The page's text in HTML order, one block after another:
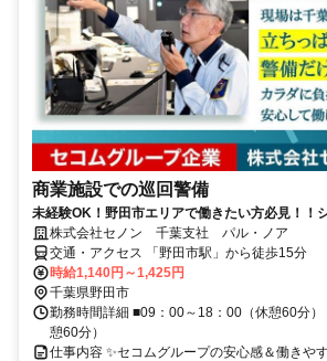
商業施設での巡回警備
未経験OK！野田市エリアで働きたい方必見！！
株式会社セノン 千葉支社 パル・ノア
交通・アクセス 「野田市駅」から徒歩15分
時給1,140円～1,425円
千葉県野田市
勤務時間詳細 ■09：00～18：00（休憩60分
憩60分）
仕事内容 ✨セコムグループの安心感＆働きや